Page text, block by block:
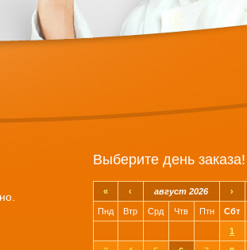
Выберите день заказа!
« ‹ август 2026 ›
Пнд Втр Срд Чтв Птн Сбт
1